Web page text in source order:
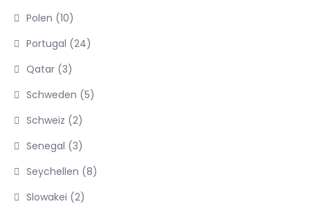
Polen (10)
Portugal (24)
Qatar (3)
Schweden (5)
Schweiz (2)
Senegal (3)
Seychellen (8)
Slowakei (2)